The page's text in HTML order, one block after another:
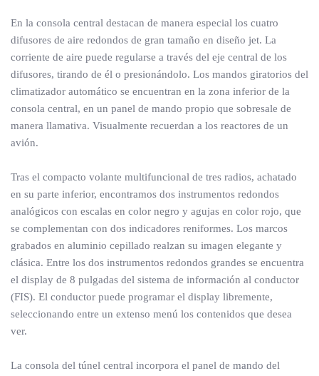
En la consola central destacan de manera especial los cuatro
difusores de aire redondos de gran tamaño en diseño jet. La
corriente de aire puede regularse a través del eje central de los
difusores, tirando de él o presionándolo. Los mandos giratorios del
climatizador automático se encuentran en la zona inferior de la
consola central, en un panel de mando propio que sobresale de
manera llamativa. Visualmente recuerdan a los reactores de un
avión.
Tras el compacto volante multifuncional de tres radios, achatado
en su parte inferior, encontramos dos instrumentos redondos
analógicos con escalas en color negro y agujas en color rojo, que
se complementan con dos indicadores reniformes. Los marcos
grabados en aluminio cepillado realzan su imagen elegante y
clásica. Entre los dos instrumentos redondos grandes se encuentra
el display de 8 pulgadas del sistema de información al conductor
(FIS). El conductor puede programar el display libremente,
seleccionando entre un extenso menú los contenidos que desea
ver.
La consola del túnel central incorpora el panel de mando del